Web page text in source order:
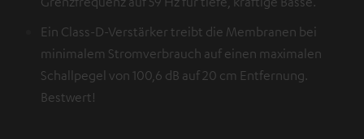
Ein Class-D-Verstärker treibt die Membranen bei
minimalem Stromverbrauch auf einen maximalen
Schallpegel von 100,6 dB auf 20 cm Entfernung.
Bestwert!